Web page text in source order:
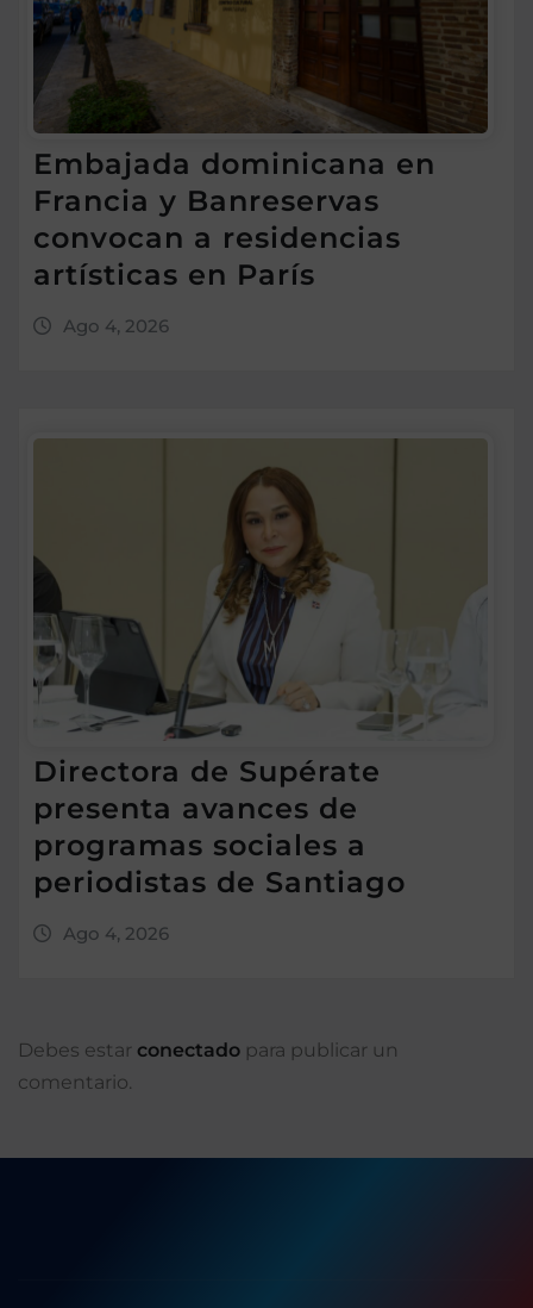
Embajada dominicana en
Francia y Banreservas
convocan a residencias
artísticas en París
Ago 4, 2026
Directora de Supérate
presenta avances de
programas sociales a
periodistas de Santiago
Ago 4, 2026
Debes estar conectado para publicar un
comentario.